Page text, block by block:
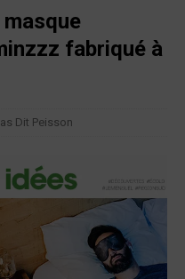
fabriqué à
Dit Peisson